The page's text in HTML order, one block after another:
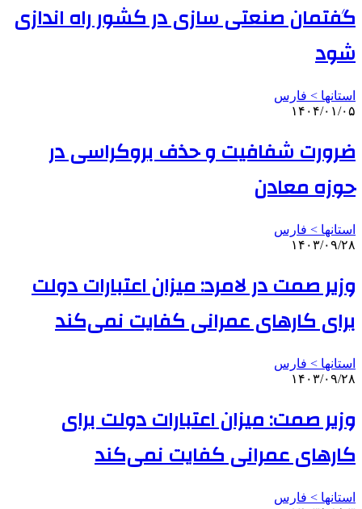
گفتمان صنعتی‌ سازی در کشور راه‌ اندازی
شود
استانها > فارس
۱۴۰۴/۰۱/۰۵
ضرورت شفافیت و حذف بروکراسی در
حوزه معادن
استانها > فارس
۱۴۰۳/۰۹/۲۸
وزیر صمت در لامرد: میزان اعتبارات دولت
برای کارهای عمرانی کفایت نمی‌کند
استانها > فارس
۱۴۰۳/۰۹/۲۸
وزیر صمت: میزان اعتبارات دولت برای
کارهای عمرانی کفایت نمی‌کند
استانها > فارس